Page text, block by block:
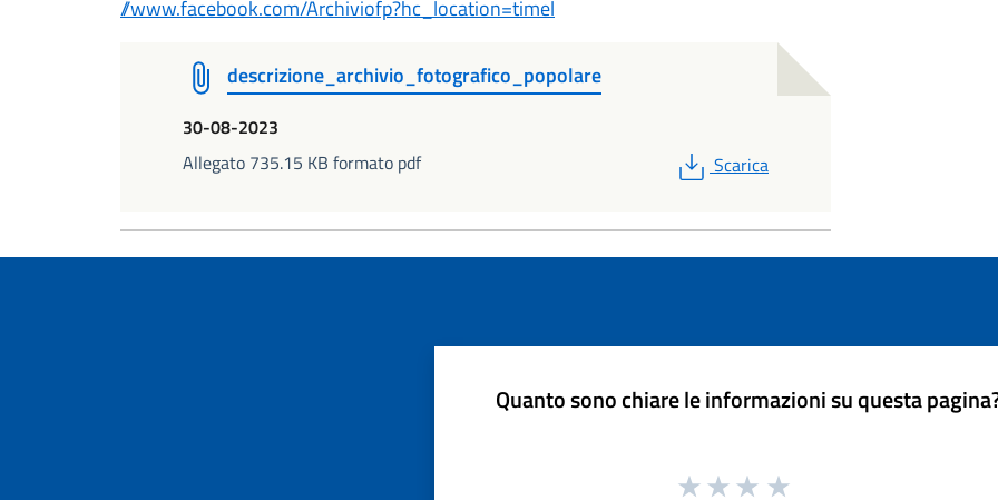
//www.facebook.com/Archiviofp?hc_location=timel
descrizione_archivio_fotografico_popolare
30-08-2023
Allegato 735.15 KB formato pdf
PDF
Scarica
Quanto sono chiare le informazioni su questa